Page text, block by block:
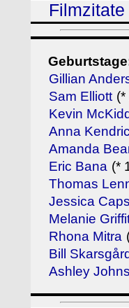
Gillian
Sam Elliott
Kevin McKidd
Anna
Amanda
Eric Bana (*
Thomas
Jessica
Melanie
Rhona Mitra
Bill Skarsgård
Ashley